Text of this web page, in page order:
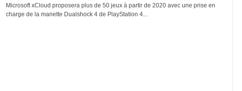
Microsoft xCloud proposera plus de 50 jeux à partir de 2020 avec une prise en
charge de la manette Dualshock 4 de PlayStation 4...